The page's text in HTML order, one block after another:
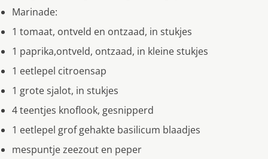
Marinade:
1 tomaat, ontveld en ontzaad, in stukjes
1 paprika,ontveld, ontzaad, in kleine stukjes
1 eetlepel citroensap
1 grote sjalot, in stukjes
4 teentjes knoflook, gesnipperd
1 eetlepel grof gehakte basilicum blaadjes
mespuntje zeezout en peper